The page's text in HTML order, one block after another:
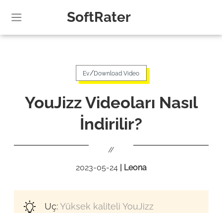
SoftRater
Ev/Download Video
YouJizz Videoları Nasıl
İndirilir?
//
2023-05-24 | Leona
Uç:Yüksek kaliteli YouJizz